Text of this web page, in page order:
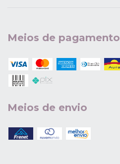
Meios de pagamento
Meios de envio